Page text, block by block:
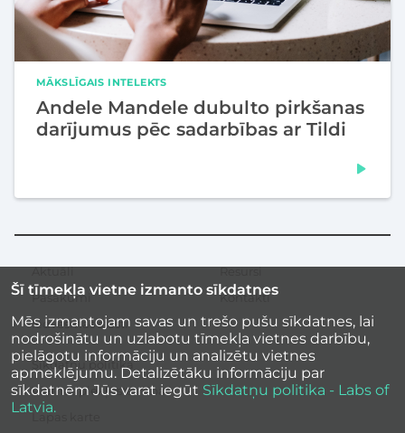
MĀKSLĪGAIS INTELEKTS
Andele Mandele dubulto pirkšanas
darījumus pēc sadarbības ar Tildi
Šī tīmekļa vietne izmanto sīkdatnes
Mēs izmantojam savas un trešo pušu sīkdatnes, lai
nodrošinātu un uzlabotu tīmekļa vietnes darbību,
pielāgotu informāciju un analizētu vietnes
apmeklējumu. Detalizētāku informāciju par
sīkdatnēm Jūs varat iegūt Sīkdatņu politika - Labs of
Latvia.
Sekundārā
izvēlne
Aktuāli
Pasākumi
Iedvesmas stāsti
Resursi
Kontakti
Sīkdatņu politika
Vietnes piekļūstamība
Lapas karte